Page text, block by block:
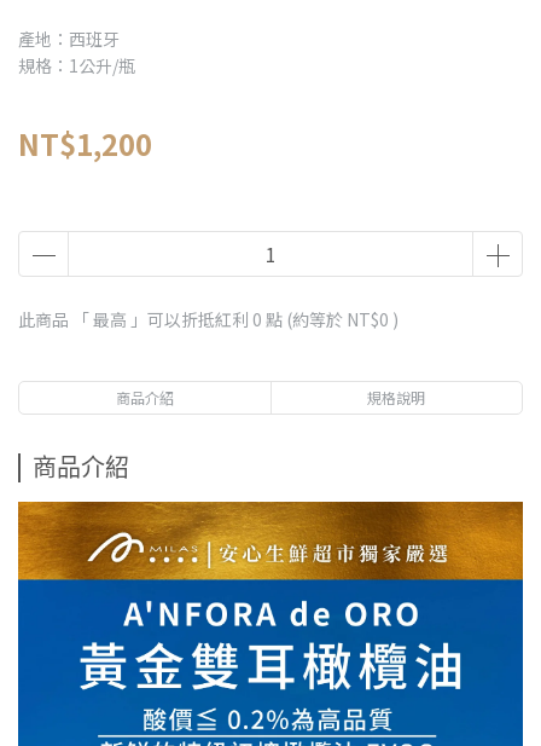
產地：西班牙
規格：1公升/瓶
NT$1,200
此商品 「 最高 」可以折抵紅利 0 點 (約等於 NT$0 )
商品介紹 規格說明
商品介紹